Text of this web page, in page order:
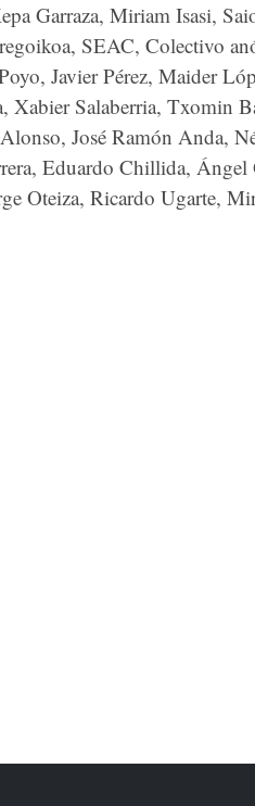
Garraza, Miriam Isasi,
SEAC, Colectivo
Javier Pérez, Maider
Xabier Salaberria, Txomin
José Ramón Anda,
Eduardo Chillida, Ángel
Oteiza, Ricardo Ugarte,